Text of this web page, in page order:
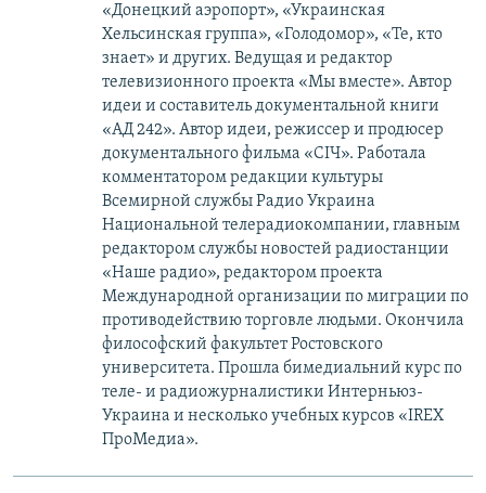
«Донецкий аэропорт», «Украинская
Хельсинская группа», «Голодомор», «Те, кто
знает» и других. Ведущая и редактор
телевизионного проекта «Мы вместе». Автор
идеи и составитель документальной книги
«АД 242». Автор идеи, режиссер и продюсер
документального фильма «СІЧ». Работала
комментатором редакции культуры
Всемирной службы Радио Украина
Национальной телерадиокомпании, главным
редактором службы новостей радиостанции
«Наше радио», редактором проекта
Международной организации по миграции по
противодействию торговле людьми. Окончила
философский факультет Ростовского
университета. Прошла бимедиальний курс по
теле- и радиожурналистики Интерньюз-
Украина и несколько учебных курсов «IREX
ПроМедиа».